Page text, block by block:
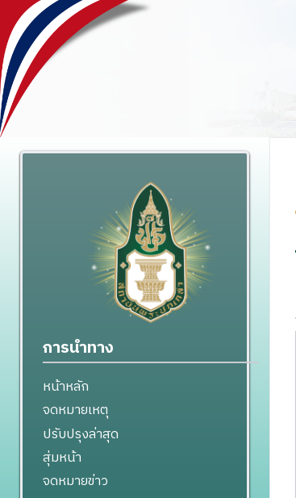
การนำทาง
หน้าหลัก
จดหมายเหตุ
ปรับปรุงล่าสุด
สุ่มหน้า
จดหมายข่าว